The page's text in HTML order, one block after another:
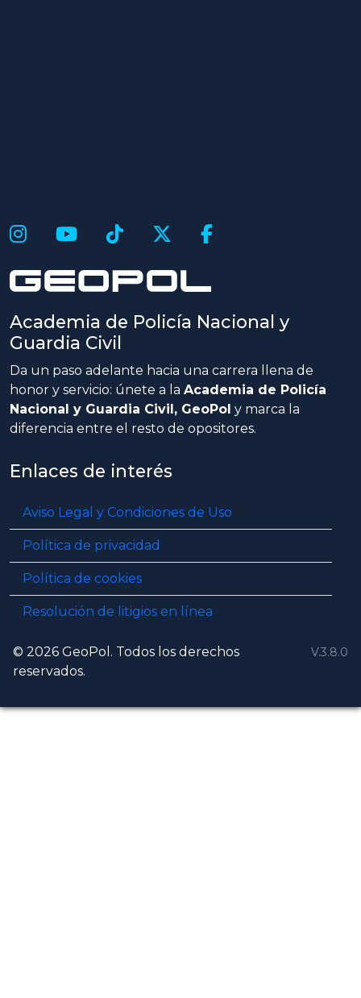
Academia de Policía Nacional y
Guardia Civil
Da un paso adelante hacia una carrera llena de
honor y servicio: únete a la Academia de Policía
Nacional y Guardia Civil, GeoPol y marca la
diferencia entre el resto de opositores.
Enlaces de interés
Aviso Legal y Condiciones de Uso
Política de privacidad
Política de cookies
Resolución de litigios en línea
© 2026 GeoPol. Todos los derechos
reservados.
V.3.8.0